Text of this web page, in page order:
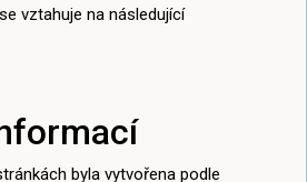
vztahuje na následující
byla vytvořena podle